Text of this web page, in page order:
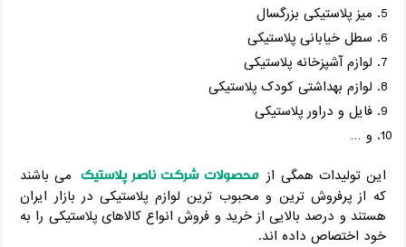
میز پلاستیکی بزرگسال
سطل خیابانی پلاستیکی
لوازم آشپزخانه پلاستیکی
لوازم بهداشتی کودک پلاستیکی
فایل و دراور پلاستیکی
و …
این تولیدات همگی از محصولات شرکت ناصر پلاستیک می باشند
که از پرفروش ترین و محبوب ترین لوازم پلاستیکی در بازار ایران
هستند و درصد بالایی از خرید و فروش انواع کالاهای پلاستیکی را به
خود اختصاص داده اند.